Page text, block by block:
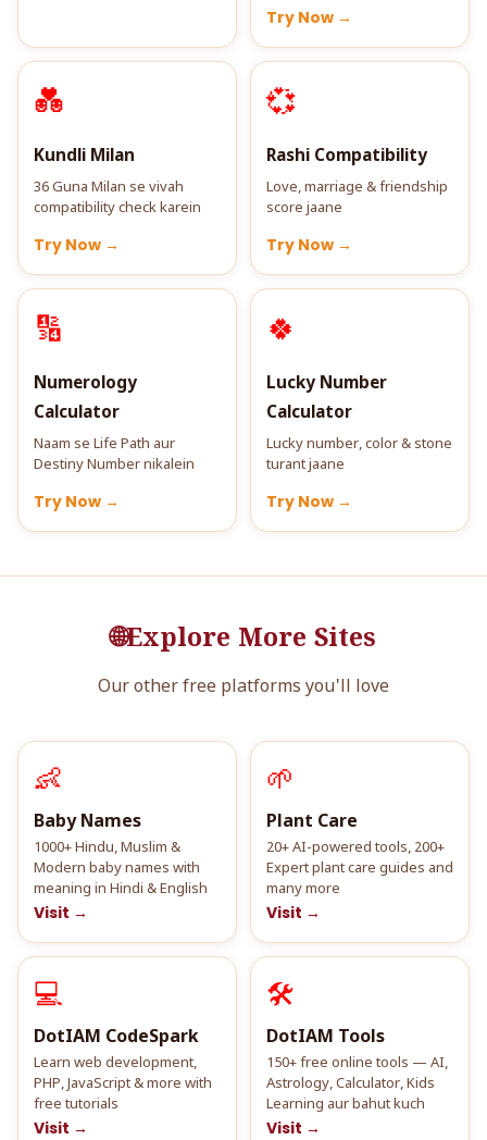
Try Now →
💑
Kundli Milan
36 Guna Milan se vivah
compatibility check karein
Try Now →
💞
Rashi Compatibility
Love, marriage & friendship
score jaane
Try Now →
🔢
Numerology
Calculator
Naam se Life Path aur
Destiny Number nikalein
Try Now →
🍀
Lucky Number
Calculator
Lucky number, color & stone
turant jaane
Try Now →
🌐Explore More Sites
Our other free platforms you'll love
👶
Baby Names
1000+ Hindu, Muslim &
Modern baby names with
meaning in Hindi & English
Visit →
🌱
Plant Care
20+ AI-powered tools, 200+
Expert plant care guides and
many more
Visit →
💻
DotIAM CodeSpark
Learn web development,
PHP, JavaScript & more with
free tutorials
Visit →
🛠️
DotIAM Tools
150+ free online tools — AI,
Astrology, Calculator, Kids
Learning aur bahut kuch
Visit →